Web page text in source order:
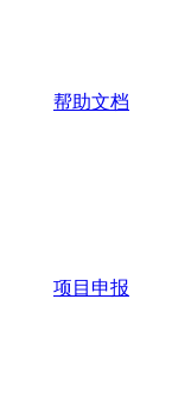
帮助文档
项目申报